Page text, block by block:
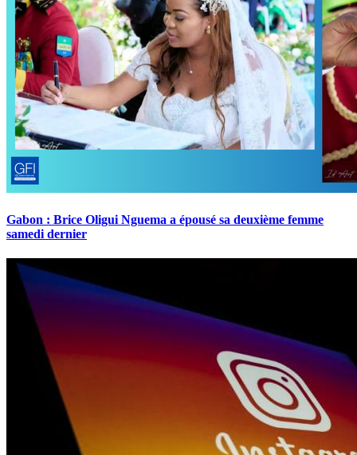
Gabon : Brice Oligui Nguema a épousé sa deuxième femme
samedi dernier